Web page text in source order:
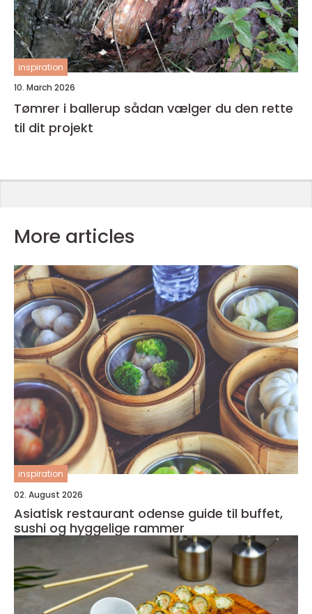
inspiration
10. March 2026
Tømrer i ballerup sådan vælger du den rette
til dit projekt
More articles
inspiration
02. August 2026
Asiatisk restaurant odense guide til buffet,
sushi og hyggelige rammer